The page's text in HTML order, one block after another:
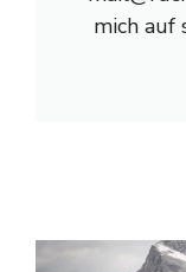
mich auf